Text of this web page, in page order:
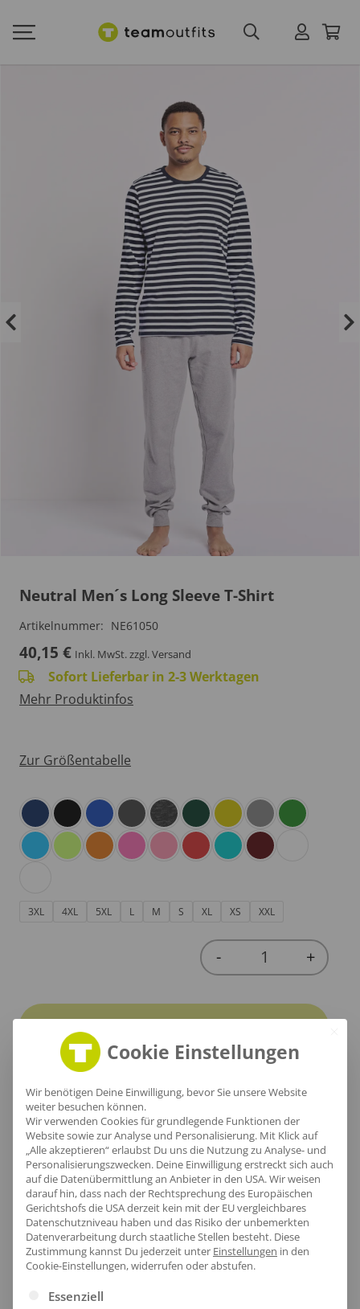
Neutral Men´s Long Sleeve T-Shirt
Artikelnummer: NE61050
40,15 € Inkl. MwSt.zzgl. Versand
Sofort Lieferbar in 2-3 Werktagen
Mehr Produktinfos
Zur Größentabelle
3XL 4XL 5XL L M S XL XS XXL
Quantity
- +
Produktinfo
Artikel-Nr.:NE61050
Geschlecht:Herren
Armlänge:Langarm
Obermaterial:100% Baumwolle
Grammatur:155 g/m²
Cookie Einstellungen
Wir benötigen Deine Einwilligung, bevor Sie unsere Website
weiter besuchen können.
Wir verwenden Cookies für grundlegende Funktionen der
Website sowie zur Analyse und Personalisierung. Mit Klick auf
„Alle akzeptieren“ erlaubst Du uns die Nutzung zu Analyse- und
Personalisierungszwecken. Deine Einwilligung erstreckt sich auch
auf die Datenübermittlung an Anbieter in den USA. Wir weisen
darauf hin, dass nach der Rechtsprechung des Europäischen
Gerichtshofs die USA derzeit kein mit der EU vergleichbares
Datenschutzniveau haben und das Risiko der unbemerkten
Datenverarbeitung durch staatliche Stellen besteht. Diese
Zustimmung kannst Du jederzeit unter Einstellungen in den
Cookie-Einstellungen, widerrufen oder abstufen.
Es folgt eine Liste der Service-Gruppen, für die eine
Essenziell